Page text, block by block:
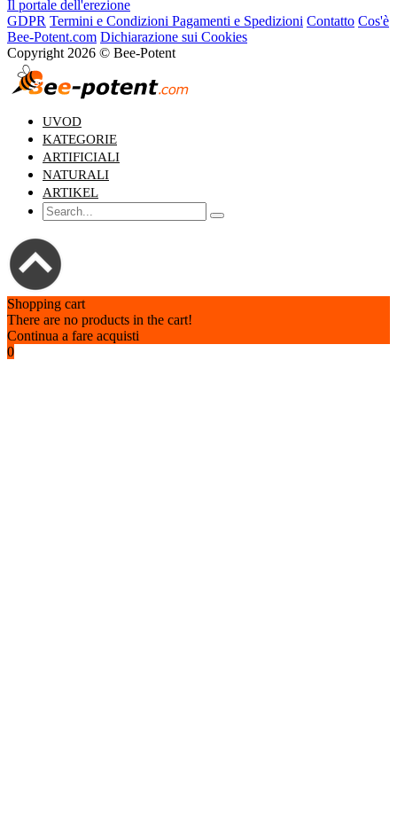
Il portale dell'erezione
GDPR Termini e Condizioni Pagamenti e Spedizioni Contatto Cos'è
Bee-Potent.com Dichiarazione sui Cookies
Copyright 2026 © Bee-Potent
UVOD
KATEGORIE
ARTIFICIALI
NATURALI
ARTIKEL
Shopping cart
There are no products in the cart!
Continua a fare acquisti
0